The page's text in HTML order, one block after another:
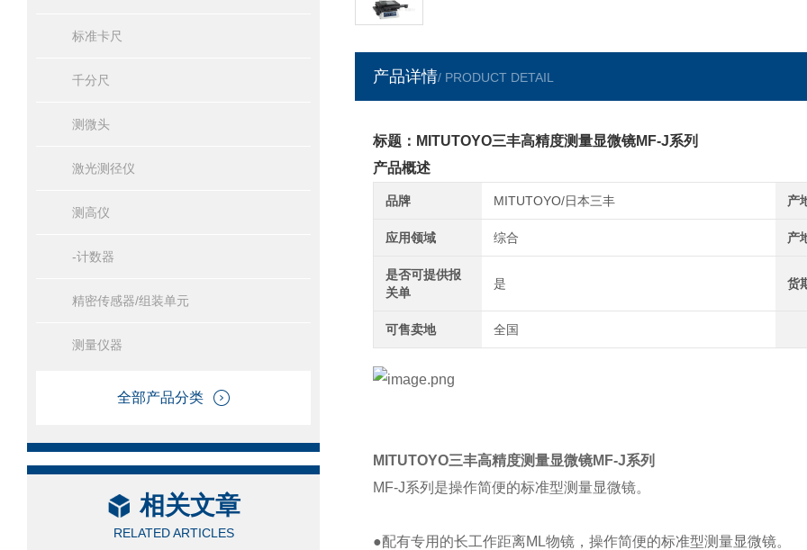
标准卡尺
千分尺
测微头
激光测径仪
测高仪
-计数器
精密传感器/组装单元
测量仪器
全部产品分类
相关文章
RELATED ARTICLES
产品详情/ PRODUCT DETAIL
标题：MITUTOYO三丰高精度测量显微镜MF-J系列
产品概述
品牌 MITUTOYO/日本三丰 产
应用领域 综合 产
是否可提供报
关单
是 货
可售卖地 全国
MITUTOYO三丰高精度测量显微镜MF-J系列
MF-J系列是操作简便的标准型测量显微镜。
●配有专用的长工作距离ML物镜，操作简便的标准型测量显微镜。